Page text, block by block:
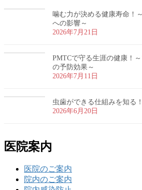
噛む力が決める健康寿命！
への影響～
2026年7月21日
PMTCで守る生涯の健康！
の予防効果～
2026年7月11日
虫歯ができる仕組みを知る！
2026年6月20日
医院案内
医院のご案内
院内のご案内